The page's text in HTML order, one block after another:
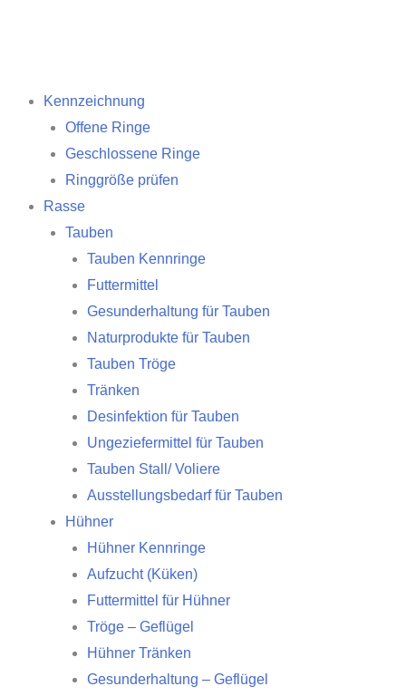
Kennzeichnung
Offene Ringe
Geschlossene Ringe
Ringgröße prüfen
Rasse
Tauben
Tauben Kennringe
Futtermittel
Gesunderhaltung für Tauben
Naturprodukte für Tauben
Tauben Tröge
Tränken
Desinfektion für Tauben
Ungeziefermittel für Tauben
Tauben Stall/ Voliere
Ausstellungsbedarf für Tauben
Hühner
Hühner Kennringe
Aufzucht (Küken)
Futtermittel für Hühner
Tröge – Geflügel
Hühner Tränken
Gesunderhaltung – Geflügel